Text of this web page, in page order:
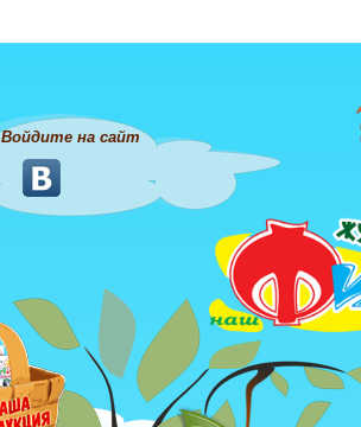
Войдите на сайт